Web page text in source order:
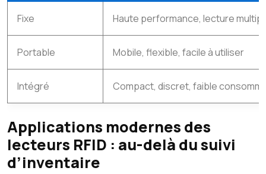
Fixe Haute performance, lecture
Portable Mobile, flexible, facile à utiliser
Intégré Compact, discret, faible
Applications modernes des
lecteurs RFID : au-delà du suivi
d’inventaire